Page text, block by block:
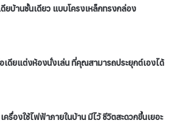
ดียบ้านชั้นเดียว แบบโครงเหล็กทรงกล่อง
เดียแต่งห้องนั่งเล่น ที่คุณสามารถประยุกต์เองได้
ครื่องใช้ไฟฟ้าภายในบ้าน มีไว้ ชีวิตสะดวกขึ้นเยอะ